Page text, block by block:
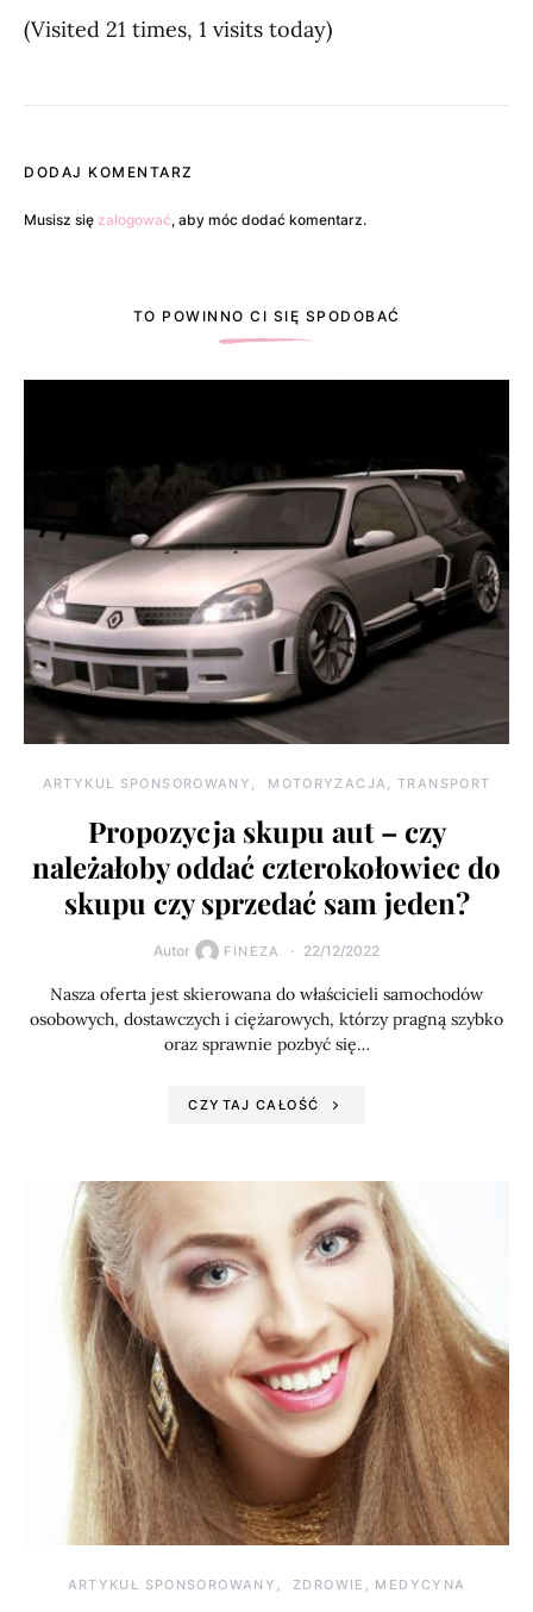
(Visited 21 times, 1 visits today)
DODAJ KOMENTARZ
Musisz się zalogować, aby móc dodać komentarz.
TO POWINNO CI SIĘ SPODOBAĆ
ARTYKUŁ SPONSOROWANY MOTORYZACJA, TRANSPORT
Propozycja skupu aut – czy
należałoby oddać czterokołowiec do
skupu czy sprzedać sam jeden?
Autor FINEZA 22/12/2022
Nasza oferta jest skierowana do właścicieli samochodów
osobowych, dostawczych i ciężarowych, którzy pragną szybko
oraz sprawnie pozbyć się…
CZYTAJ CAŁOŚĆ
ARTYKUŁ SPONSOROWANY ZDROWIE, MEDYCYNA